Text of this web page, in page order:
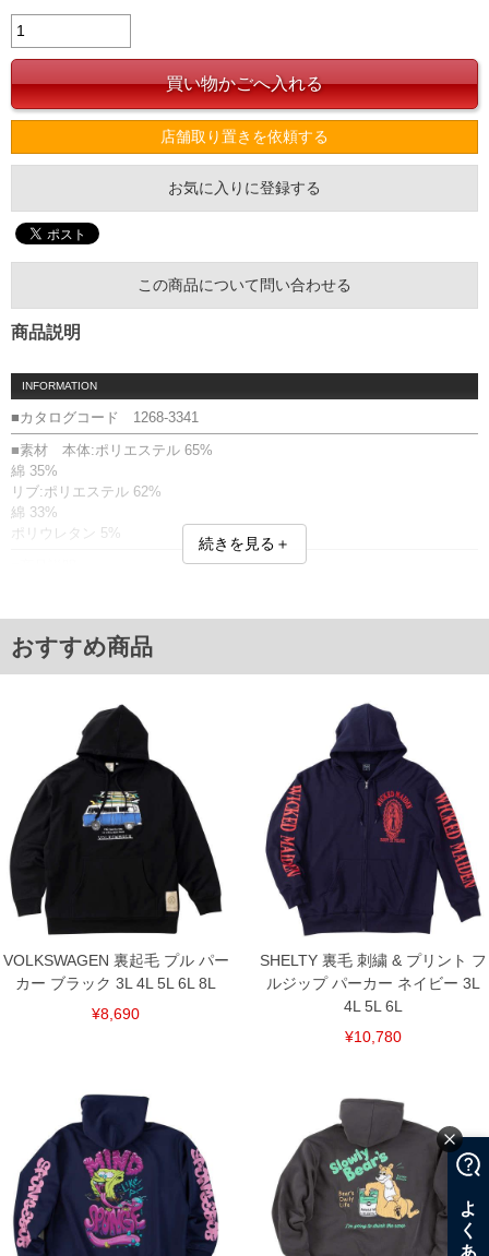
店舗取り置きを依頼する
お気に入りに登録する
この商品について問い合わせる
商品説明
INFORMATION
■カタログコード 1268-3341
■素材 本体:ポリエステル 65%
綿 35%
リブ:ポリエステル 62%
綿 33%
ポリウレタン 5%
■サイズ表
3L/136/78/110/60/61
4L/146/80/120/62/62
5L/156/82/130/64/63
6L/166/84/140/66/64
8L/186/88/160/70/66
単位はcm
※【返品交換について】
返品交換希望の方は、商品到着後1週間以内にご連絡ください。
下着(肌着)やワイシャツは商品の性質上、返品交換不可とさせて頂いております。予め
ご了承くださいませ。
※【ボトムの裾上げをご希望の場合】
裾上げ料金は500円+税となります。
備考欄に股下●cmとご記入下さい。（裾上げ無料対象商品は1本につき税込6,000円以
上の品が対象。1本5,999円以下の商品は有料（500円+税）となります。）
出荷まで約1週間～20日間程お時間を頂く場合がございます。
尚、裾上げした商品は返品・交換不可となりますので、予めご了承下さい。
一部、お直しに対応出来ない商品がございます。(例：裾にファスナーや調節ひもが付
※当店での掲載商品は、実店鋪と在庫を共用しておりますので店頭での売り違い、店
舗からのお取り寄せ等により、お客様にご迷惑をお掛けしてしまう場合がございま
す。そのようなことがない様最大限に努めておりますが、もしあった場合速やかにご
連絡させて頂きますので予めご了承ください。
DETAIL
続きを見る＋
おすすめ商品
VOLKSWAGEN 裏起毛 プル パー
カー ブラック 3L 4L 5L 6L 8L
¥8,690
SHELTY 裏毛 刺繍 & プリント フ
ルジップ パーカー ネイビー 3L
4L 5L 6L
¥10,780